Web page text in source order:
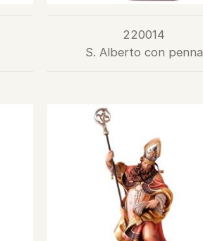
220014
S. Alberto con penna